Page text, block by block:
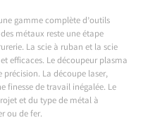
gamme complète d’outils
métaux reste une étape
La scie à ruban et la scie
efficaces. Le découpeur plasma
La découpe laser,
finesse de travail inégalée. Le
et du type de métal à
ou de fer.